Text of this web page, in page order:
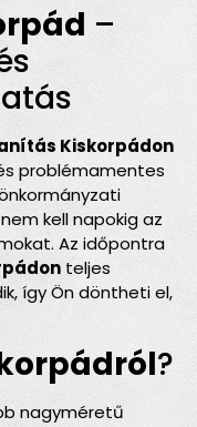
–
Kiskorpádon
problémamentes
kell napokig az
Az időpontra
teljes
így Ön döntheti el,
?
nagyméretű